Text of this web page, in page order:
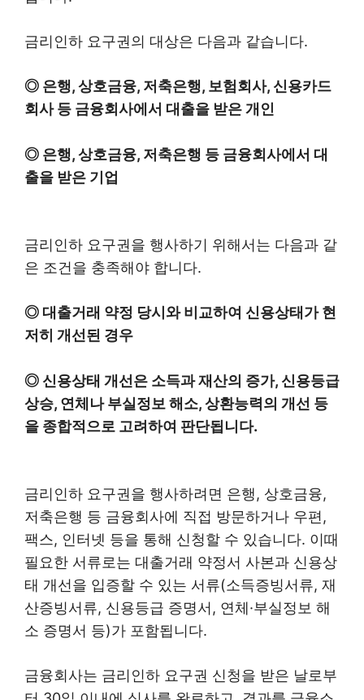
금리인하 요구권의 대상은 다음과 같습니다.
◎ 은행, 상호금융, 저축은행, 보험회사, 신용카드
회사 등 금융회사에서 대출을 받은 개인
◎ 은행, 상호금융, 저축은행 등 금융회사에서 대
출을 받은 기업
금리인하 요구권을 행사하기 위해서는 다음과 같
은 조건을 충족해야 합니다.
◎ 대출거래 약정 당시와 비교하여 신용상태가 현
저히 개선된 경우
◎ 신용상태 개선은 소득과 재산의 증가, 신용등급
상승, 연체나 부실정보 해소, 상환능력의 개선 등
을 종합적으로 고려하여 판단됩니다.
금리인하 요구권을 행사하려면 은행, 상호금융,
저축은행 등 금융회사에 직접 방문하거나 우편,
팩스, 인터넷 등을 통해 신청할 수 있습니다. 이때
필요한 서류로는 대출거래 약정서 사본과 신용상
태 개선을 입증할 수 있는 서류(소득증빙서류, 재
산증빙서류, 신용등급 증명서, 연체·부실정보 해
소 증명서 등)가 포함됩니다.
금융회사는 금리인하 요구권 신청을 받은 날로부